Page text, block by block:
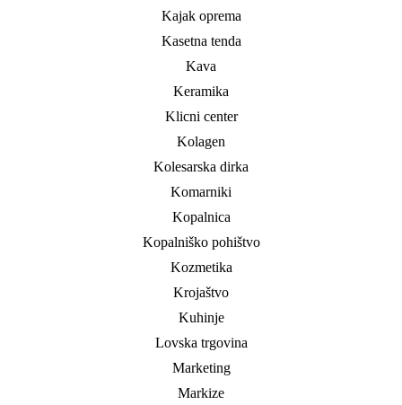
Kajak oprema
Kasetna tenda
Kava
Keramika
Klicni center
Kolagen
Kolesarska dirka
Komarniki
Kopalnica
Kopalniško pohištvo
Kozmetika
Krojaštvo
Kuhinje
Lovska trgovina
Marketing
Markize